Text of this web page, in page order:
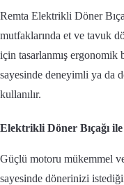
Remta Elektrikli Döner
mutfaklarında et ve tavuk
için tasarlanmış ergonomik
sayesinde deneyimli ya da
kullanılır.
Elektrikli Döner Bıçağı
Güçlü motoru mükemmel
sayesinde dönerinizi